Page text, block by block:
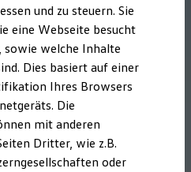
und zu steuern. Sie
eine Webseite besucht
sowie welche Inhalte
Dies basiert auf einer
Ihres Browsers
Die
mit anderen
Dritter, wie z.B.
oder